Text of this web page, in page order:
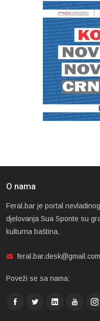
O nama
Feral.bar je portal
djelovanja Sua Sponte su
kulturna baština.
feral.bar.desk@gmail.com
Poveži se sa nama: